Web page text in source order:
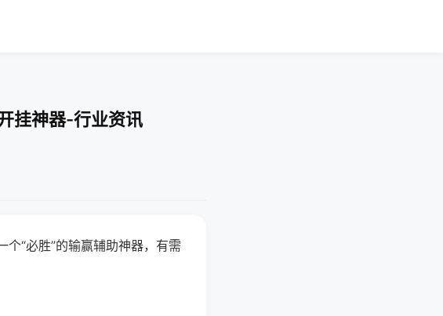
挂神器-行业资讯
“必胜”的输赢辅助神器，有需